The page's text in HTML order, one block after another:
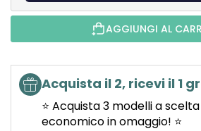
AGGIUNGI AL
Acquista il 2, ricevi il 1
⭐ Acquista 3 modelli a
economico in omaggio! ⭐